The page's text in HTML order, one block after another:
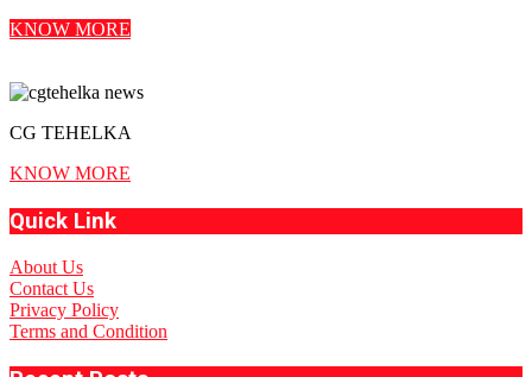
KNOW MORE
CG TEHELKA
KNOW MORE
Quick Link
About Us
Contact Us
Privacy Policy
Terms and Condition